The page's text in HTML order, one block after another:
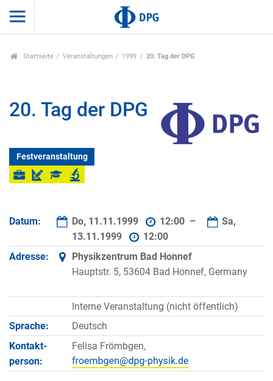
Startseite Veranstaltungen 1999 20. Tag der DPG
20. Tag der DPG
Festveranstaltung
Datum: Do, 11.11.1999 12:00 –
Sa,
13.11.1999
12:00
Adresse:
Physikzentrum Bad Honnef
Hauptstr. 5, 53604 Bad Honnef, Germany
Interne Veranstaltung (nicht öffentlich)
Sprache:
Deutsch
Kontakt­
person:
Felisa Frömbgen,